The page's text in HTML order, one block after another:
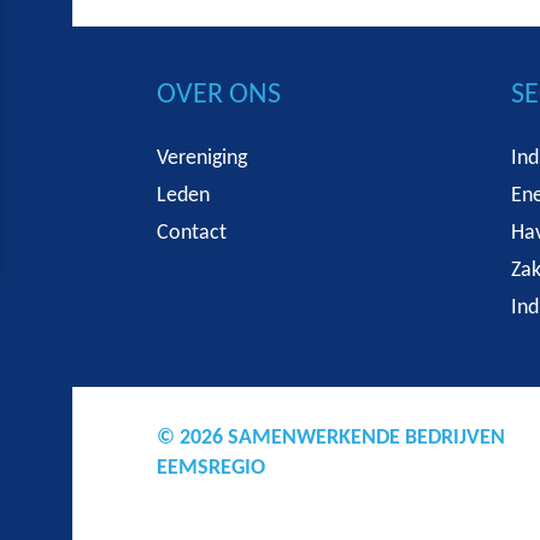
OVER ONS
Vereniging
Leden
Contact
© 2026 SAMENWERKENDE BEDRIJVEN
EEMSREGIO